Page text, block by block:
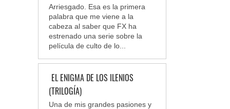
Arriesgado. Esa es la primera
palabra que me viene a la
cabeza al saber que FX ha
estrenado una serie sobre la
película de culto de lo...
EL ENIGMA DE LOS ILENIOS
(TRILOGÍA)
Una de mis grandes pasiones y